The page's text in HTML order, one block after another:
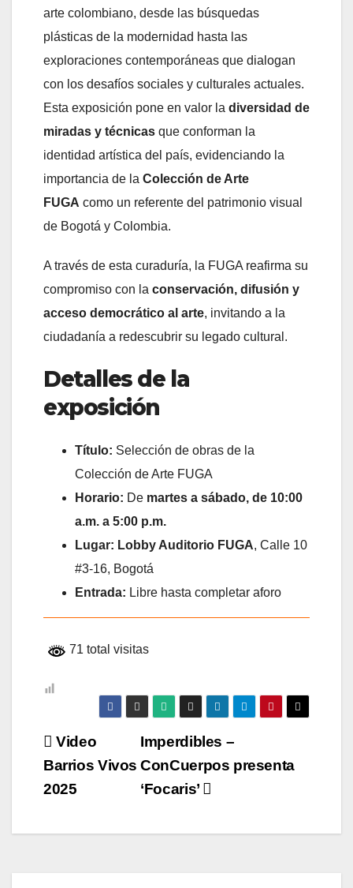
arte colombiano, desde las búsquedas
plásticas de la modernidad hasta las
exploraciones contemporáneas que dialogan
con los desafíos sociales y culturales actuales.
Esta exposición pone en valor la diversidad de
miradas y técnicas que conforman la
identidad artística del país, evidenciando la
importancia de la Colección de Arte
FUGA como un referente del patrimonio visual
de Bogotá y Colombia.
A través de esta curaduría, la FUGA reafirma su
compromiso con la conservación, difusión y
acceso democrático al arte, invitando a la
ciudadanía a redescubrir su legado cultural.
Detalles de la
exposición
Título: Selección de obras de la
Colección de Arte FUGA
Horario: De martes a sábado, de 10:00
a.m. a 5:00 p.m.
Lugar: Lobby Auditorio FUGA, Calle 10
#3-16, Bogotá
Entrada: Libre hasta completar aforo
71 total visitas
Navegación
de
Imperdibles –
ConCuerpos presenta
‘Focaris’
Video
Barrios Vivos
2025